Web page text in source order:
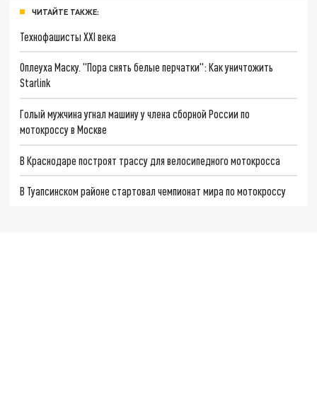
ЧИТАЙТЕ ТАКЖЕ:
Технофашисты XXI века
Оплеуха Маску. "Пора снять белые перчатки": Как уничтожить
Starlink
Голый мужчина угнал машину у члена сборной России по
мотокроссу в Москве
В Краснодаре построят трассу для велосипедного мотокросса
В Туапсинском районе стартовал чемпионат мира по мотокроссу